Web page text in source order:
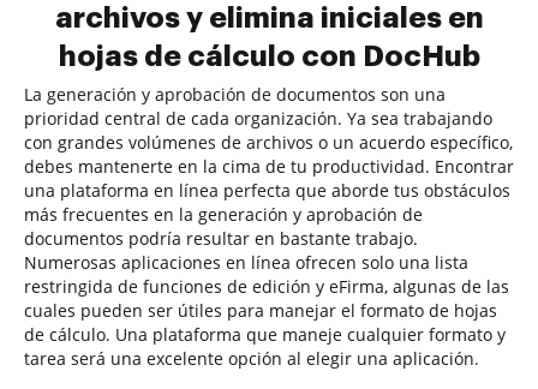
archivos y elimina iniciales en
hojas de cálculo con DocHub
La generación y aprobación de documentos son una
prioridad central de cada organización. Ya sea trabajando
con grandes volúmenes de archivos o un acuerdo específico,
debes mantenerte en la cima de tu productividad. Encontrar
una plataforma en línea perfecta que aborde tus obstáculos
más frecuentes en la generación y aprobación de
documentos podría resultar en bastante trabajo.
Numerosas aplicaciones en línea ofrecen solo una lista
restringida de funciones de edición y eFirma, algunas de las
cuales pueden ser útiles para manejar el formato de hojas
de cálculo. Una plataforma que maneje cualquier formato y
tarea será una excelente opción al elegir una aplicación.